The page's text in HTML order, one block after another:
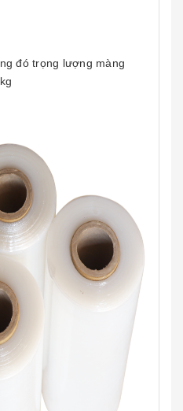
đó trọng lượng màng